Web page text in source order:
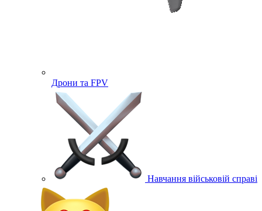
Дрони та FPV
Навчання військовій справі